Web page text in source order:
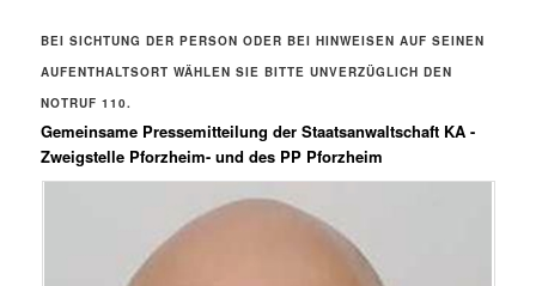
BEI SICHTUNG DER PERSON ODER BEI HINWEISEN AUF SEINEN
AUFENTHALTSORT WÄHLEN SIE BITTE UNVERZÜGLICH DEN
NOTRUF 110.
Gemeinsame Pressemitteilung der Staatsanwaltschaft KA -
Zweigstelle Pforzheim- und des PP Pforzheim